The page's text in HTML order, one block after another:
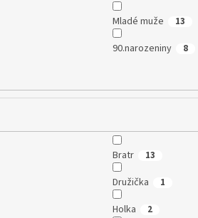
Mladé muže 13
90.narozeniny 8
Bratr 13
Družička 1
Holka 2